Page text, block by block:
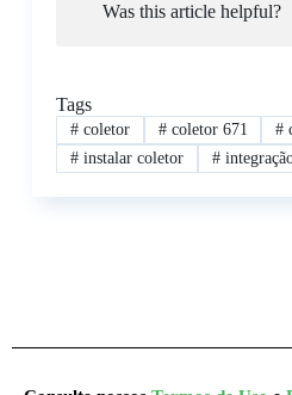
Was this article helpful?
Tags
#coletor #coletor 671 #
#instalar coletor #